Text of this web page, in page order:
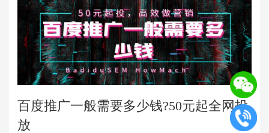
百度推广一般需要多少钱?50元起全网投
放